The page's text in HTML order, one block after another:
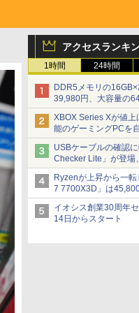
アクセスランキ
1時間 24時間
DDR5メモリの
39,980円、大容量の
[8月前半のメモリ価
XBOX Series Xが値
能のゲーミングPCを
【石田賀津男の『酒
USBケーブルの確認
Checker Lite」が登場
ンパクトに 7日発売
Ryzenが上昇から一
7 7700X3D」は
7800X3D」との価格
価格]
イオシス創業30周年
14日からスタート